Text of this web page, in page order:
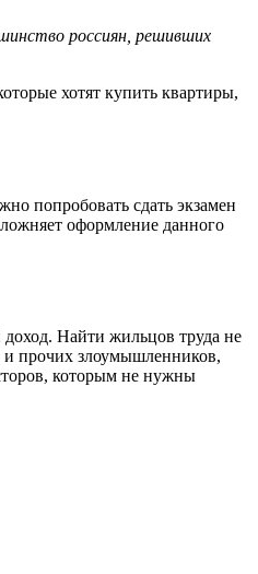
россиян, решивших
хотят купить квартиры,
попробовать сдать экзамен
оформление данного
Найти жильцов труда не
и прочих злоумышленников,
которым не нужны